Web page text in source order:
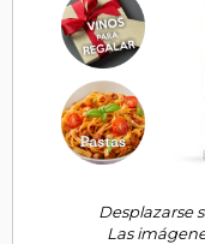
Desplazarse
Las